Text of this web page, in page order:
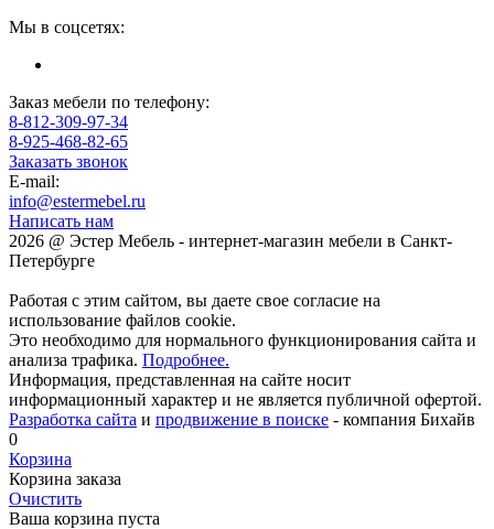
Мы в соцсетях:
Заказ мебели по телефону:
8-812-309-97-34
8-925-468-82-65
Заказать звонок
E-mail:
info@estermebel.ru
Написать нам
2026 @ Эстер Мебель - интернет-магазин мебели в Санкт-
Петербурге
Работая с этим сайтом, вы даете свое согласие на
использование файлов cookie.
Это необходимо для нормального функционирования сайта и
анализа трафика. Подробнее.
Информация, представленная на сайте носит
информационный характер и не является публичной офертой.
Разработка сайта и продвижение в поиске - компания Бихайв
0
Корзина
Корзина заказа
Очистить
Ваша корзина пуста